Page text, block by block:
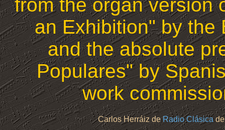
from the organ version
an Exhibition" by the
and the absolute
Populares" by
work
Carlos Herráiz deRadio Clásica